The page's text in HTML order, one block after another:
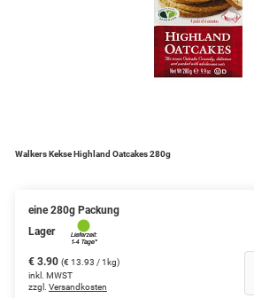
Walkers Kekse Highland Oatcakes 280g
eine 280g Packung
Lager
€ 3.90 (€ 13.93 / 1kg)
inkl. MWST
zzgl. Versandkosten